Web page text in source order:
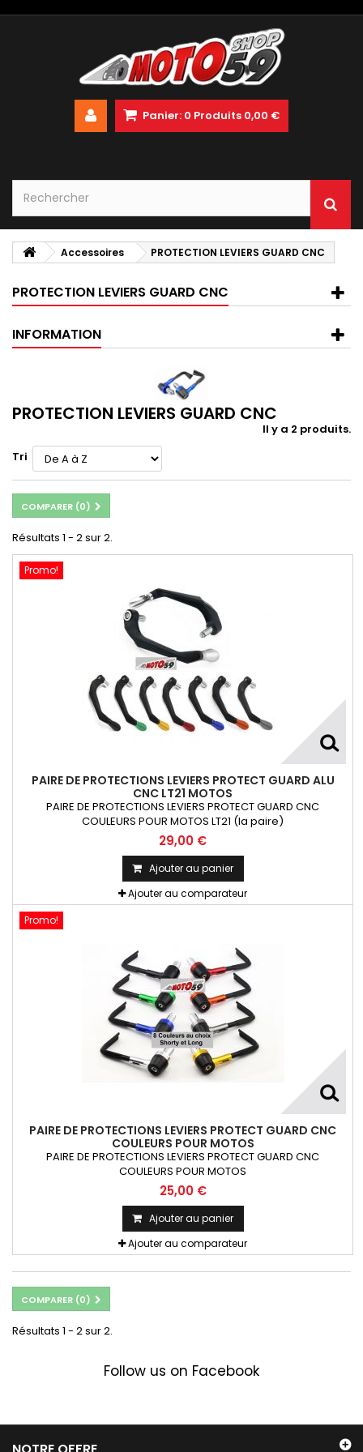
Panier: 0 Produits 0,00 €
Accessoires PROTECTION LEVIERS GUARD CNC
PROTECTION LEVIERS GUARD CNC
INFORMATION
PROTECTION LEVIERS GUARD CNC
Il y a 2 produits.
Tri
COMPARER (0)
Résultats 1 - 2 sur 2.
Promo!
PAIRE DE PROTECTIONS LEVIERS PROTECT GUARD ALU
CNC LT21 MOTOS
PAIRE DE PROTECTIONS LEVIERS PROTECT GUARD CNC
COULEURS POUR MOTOS LT21 (la paire)
29,00 €
Ajouter au panier
Ajouter au comparateur
Promo!
PAIRE DE PROTECTIONS LEVIERS PROTECT GUARD CNC
COULEURS POUR MOTOS
PAIRE DE PROTECTIONS LEVIERS PROTECT GUARD CNC
COULEURS POUR MOTOS
25,00 €
Ajouter au panier
Ajouter au comparateur
COMPARER (0)
Résultats 1 - 2 sur 2.
Follow us on Facebook